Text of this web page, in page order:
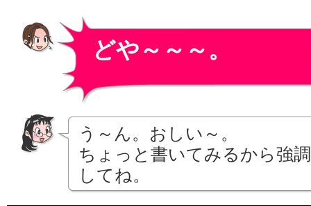
<a href="photo/index.html">フォトグラフィ
<a href="contact/index.html">コンタクト</
略歴</div>
<p>産まれながらの王子。<br />
甘い外見とは裏腹にイライラするとすぐに
趣味的にキレる。恐怖の支配者。また、ど
のは有名。</p> <div>みったんの<br />ヒ
いてみよう！</div> <div>みったんの新し
追加されました！</div>
どや～～～。
う～ん。おしい～。
ちょっと書いてみるから強
してね。